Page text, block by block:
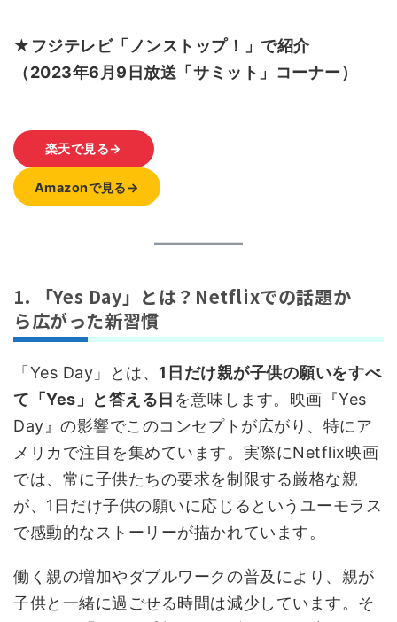
★フジテレビ「ノンストップ！」で紹介
（2023年6月9日放送「サミット」コーナー）
楽天で見る→
Amazonで見る→
1. 「Yes Day」とは？Netflixでの話題か
ら広がった新習慣
「Yes Day」とは、 1日だけ親が子供の願いをすべ
て「Yes」と答える日 を意味します。映画『Yes
Day』の影響でこのコンセプトが広がり、特にア
メリカで注目を集めています。実際にNetflix映画
では、常に子供たちの要求を制限する厳格な親
が、1日だけ子供の願いに応じるというユーモラス
で感動的なストーリーが描かれています。
働く親の増加やダブルワークの普及により、親が
子供と一緒に過ごせる時間は減少しています。そ